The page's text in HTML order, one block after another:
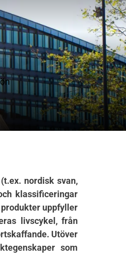
nordisk svan,
klassificeringar
uppfyller
livscykel, från
Utöver
som